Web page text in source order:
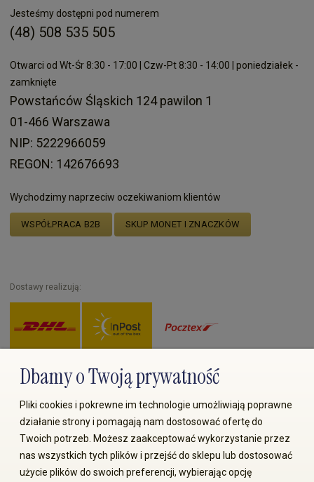
Jesteśmy dostępni pod numerem
(48) 508 535 505
Otwarci od Wt-Śr 8:30 - 17:00 | Czw-Pt 8:30 - 14:00 | poniedziałek -
zamknięte
Powstańców Śląskich 124 pawilon 1
01-466 Warszawa
NIP: 5222966059
REGON: 142676693
Wychodzimy naprzeciw oczekiwaniom klientów
WSPÓŁPRACA B2B SKUP MONET I ZNACZKÓW
Dostawy realizują:
Zapłać przez:
Dbamy o Twoją prywatność
Pliki cookies i pokrewne im technologie umożliwiają poprawne
działanie strony i pomagają nam dostosować ofertę do
Twoich potrzeb. Możesz zaakceptować wykorzystanie przez
nas wszystkich tych plików i przejść do sklepu lub dostosować
użycie plików do swoich preferencji, wybierając opcję